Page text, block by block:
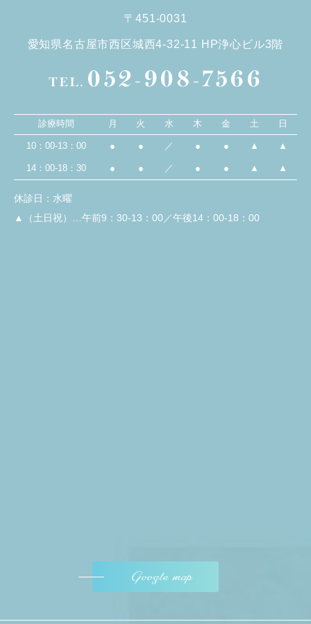
〒451-0031
愛知県名古屋市西区城西4-32-11 HP浄心ビル3階
TEL. 052-908-7566
診療時間 月 火 水 木 金 土 日
10：00-13：00 ● ● ／ ● ● ▲ ▲
14：00-18：30 ● ● ／ ● ● ▲ ▲
休診日：水曜
▲（土日祝）…午前9：30-13：00／午後14：00-18：00
Google map